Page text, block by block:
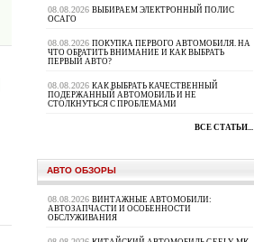
08.08.2026 ВЫБИРАЕМ ЭЛЕКТРОННЫЙ ПОЛИС
ОСАГО
08.08.2026 ПОКУПКА ПЕРВОГО АВТОМОБИЛЯ. НА
ЧТО ОБРАТИТЬ ВНИМАНИЕ И КАК ВЫБРАТЬ
ПЕРВЫЙ АВТО?
08.08.2026 КАК ВЫБРАТЬ КАЧЕСТВЕННЫЙ
ПОДЕРЖАННЫЙ АВТОМОБИЛЬ И НЕ
СТОЛКНУТЬСЯ С ПРОБЛЕМАМИ
ВСЕ СТАТЬИ...
АВТО ОБЗОРЫ
08.08.2026 ВИНТАЖНЫЕ АВТОМОБИЛИ:
АВТОЗАПЧАСТИ И ОСОБЕННОСТИ
ОБСЛУЖИВАНИЯ